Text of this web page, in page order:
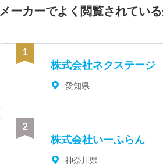
メーカーでよく閲覧されてい
株式会社ネクステージ
愛知県
株式会社いーふらん
神奈川県